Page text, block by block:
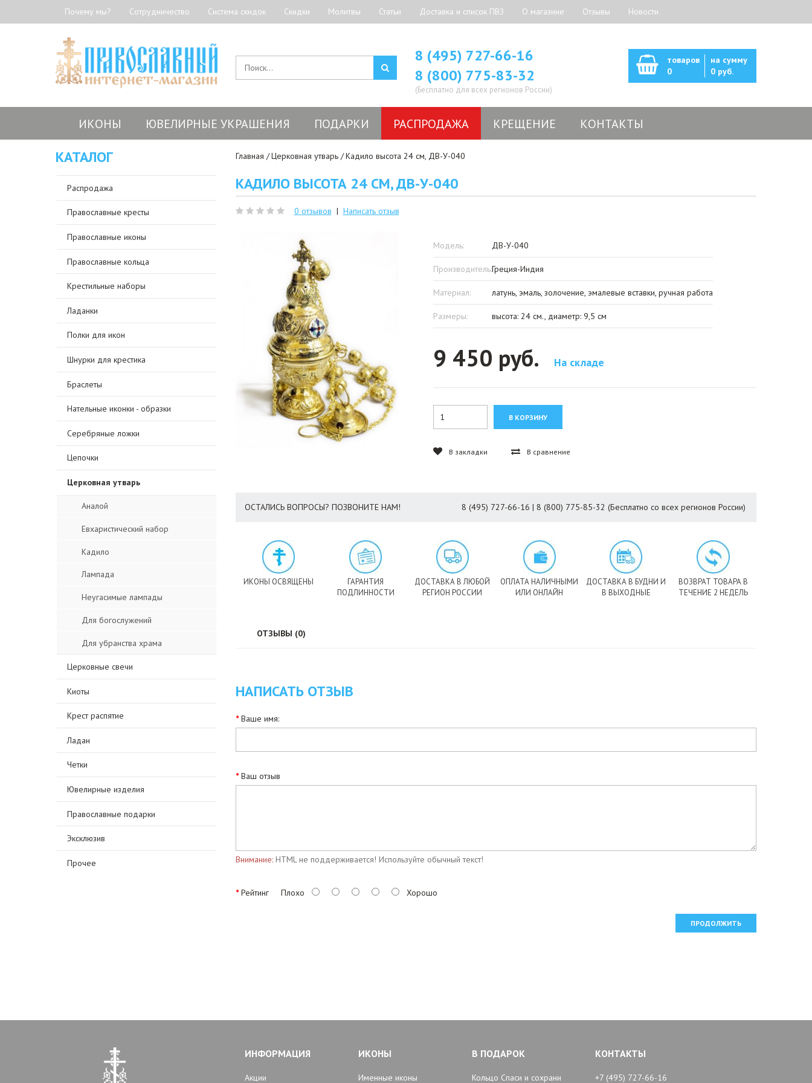
Почему мы? Сотрудничество Система скидок Скидки Молитвы Статьи Доставка и список ПВЗ О магазине Отзывы Новости
8 (495) 727-66-16
8 (800) 775-83-32
(Бесплатно для всех регионов России)
товаров
0
на сумму
0 руб.
ИКОНЫ ЮВЕЛИРНЫЕ УКРАШЕНИЯ ПОДАРКИ РАСПРОДАЖА КРЕЩЕНИЕ КОНТАКТЫ
КАТАЛОГ
Распродажа
Православные кресты
Православные иконы
Православные кольца
Крестильные наборы
Ладанки
Полки для икон
Шнурки для крестика
Браслеты
Нательные иконки - образки
Серебряные ложки
Цепочки
Церковная утварь
Аналой
Евхаристический набор
Кадило
Лампада
Неугасимые лампады
Для богослужений
Для убранства храма
Церковные свечи
Киоты
Крест распятие
Ладан
Четки
Ювелирные изделия
Православные подарки
Эксклюзив
Прочее
Главная Церковная утварь Кадило высота 24 см, ДВ-У-040
КАДИЛО ВЫСОТА 24 СМ, ДВ-У-040
0 отзывов | Написать отзыв
Модель: ДВ-У-040
Производитель:Греция-Индия
Материал: латунь, эмаль, золочение, эмалевые вставки, ручная работа
Размеры: высота: 24 см., диаметр: 9,5 см
9 450 руб. На складе
В закладки В сравнение
ОСТАЛИСЬ ВОПРОСЫ? ПОЗВОНИТЕ НАМ! 8 (495) 727-66-16 | 8 (800) 775-85-32 (Бесплатно со всех регионов России)
ИКОНЫ ОСВЯЩЕНЫ
ГАРАНТИЯ
ПОДЛИННОСТИ
ДОСТАВКА В ЛЮБОЙ
РЕГИОН РОССИИ
ОПЛАТА НАЛИЧНЫМИ
ИЛИ ОНЛАЙН
ДОСТАВКА В БУДНИ И
В ВЫХОДНЫЕ
ВОЗВРАТ ТОВАРА В
ТЕЧЕНИЕ 2 НЕДЕЛЬ
ОТЗЫВЫ (0)
НАПИСАТЬ ОТЗЫВ
Ваше имя:
Ваш отзыв
Внимание:HTML не поддерживается! Используйте обычный текст!
РейтингПлохо Хорошо
ПРОДОЛЖИТЬ
ИНФОРМАЦИЯ
Акции
ИКОНЫ
Именные иконы
В ПОДАРОК
Кольцо Спаси и сохрани
КОНТАКТЫ
+7 (495) 727-66-16